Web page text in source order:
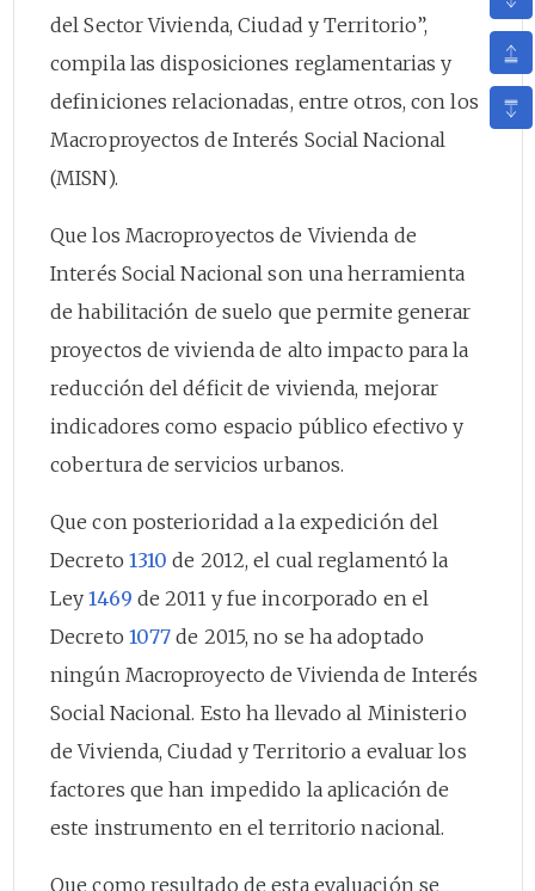
del Sector Vivienda, Ciudad y Territorio”,
compila las disposiciones reglamentarias y
definiciones relacionadas, entre otros, con los
Macroproyectos de Interés Social Nacional
(MISN).
Que los Macroproyectos de Vivienda de
Interés Social Nacional son una herramienta
de habilitación de suelo que permite generar
proyectos de vivienda de alto impacto para la
reducción del déficit de vivienda, mejorar
indicadores como espacio público efectivo y
cobertura de servicios urbanos.
Que con posterioridad a la expedición del
Decreto 1310 de 2012, el cual reglamentó la
Ley1469 de 2011 y fue incorporado en el
Decreto 1077 de 2015, no se ha adoptado
ningún Macroproyecto de Vivienda de Interés
Social Nacional. Esto ha llevado al Ministerio
de Vivienda, Ciudad y Territorio a evaluar los
factores que han impedido la aplicación de
este instrumento en el territorio nacional.
Que como resultado de esta evaluación se